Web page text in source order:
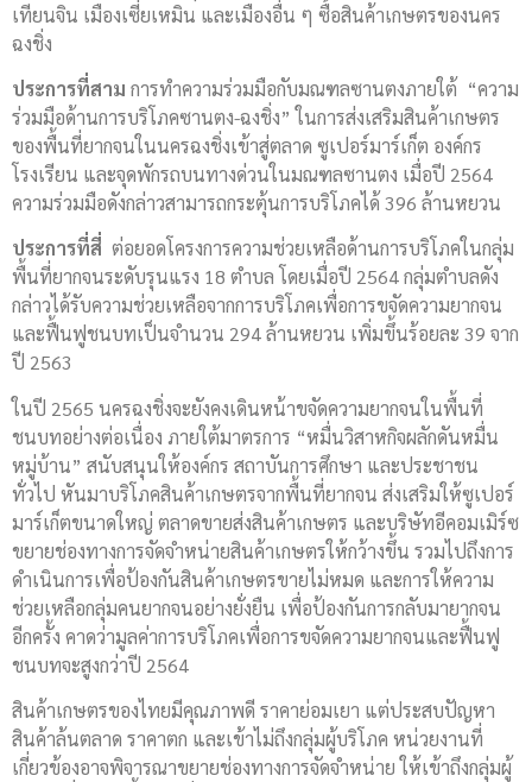
เทียนจิน เมืองเซี่ยเหมิน และเมืองอื่น ๆ ซื้อสินค้าเกษตรของนคร
ฉงชิ่ง
ประการที่สาม การทำความร่วมมือกับมณฑลซานตงภายใต้ “ความ
ร่วมมือด้านการบริโภคซานตง-ฉงชิ่ง” ในการส่งเสริมสินค้าเกษตร
ของพื้นที่ยากจนในนครฉงชิ่งเข้าสู่ตลาด ซูเปอร์มาร์เก็ต องค์กร
โรงเรียน และจุดพักรถบนทางด่วนในมณฑลซานตง เมื่อปี 2564
ความร่วมมือดังกล่าวสามารถกระตุ้นการบริโภคได้ 396 ล้านหยวน
ประการที่สี่ ต่อยอดโครงการความช่วยเหลือด้านการบริโภคในกลุ่ม
พื้นที่ยากจนระดับรุนแรง 18 ตำบล โดยเมื่อปี 2564 กลุ่มตำบลดัง
กล่าวได้รับความช่วยเหลือจากการบริโภคเพื่อการขจัดความยากจน
และฟื้นฟูชนบทเป็นจำนวน 294 ล้านหยวน เพิ่มขึ้นร้อยละ 39 จาก
ปี 2563
ในปี 2565 นครฉงชิ่งจะยังคงเดินหน้าขจัดความยากจนในพื้นที่
ชนบทอย่างต่อเนื่อง ภายใต้มาตรการ “หมื่นวิสาหกิจผลักดันหมื่น
หมู่บ้าน” สนับสนุนให้องค์กร สถาบันการศึกษา และประชาชน
ทั่วไป หันมาบริโภคสินค้าเกษตรจากพื้นที่ยากจน ส่งเสริมให้ซูเปอร์
มาร์เก็ตขนาดใหญ่ ตลาดขายส่งสินค้าเกษตร และบริษัทอีคอมเมิร์ซ
ขยายช่องทางการจัดจำหน่ายสินค้าเกษตรให้กว้างขึ้น รวมไปถึงการ
ดำเนินการเพื่อป้องกันสินค้าเกษตรขายไม่หมด และการให้ความ
ช่วยเหลือกลุ่มคนยากจนอย่างยั่งยืน เพื่อป้องกันการกลับมายากจน
อีกครั้ง คาดว่ามูลค่าการบริโภคเพื่อการขจัดความยากจนและฟื้นฟู
ชนบทจะสูงกว่าปี 2564
สินค้าเกษตรของไทยมีคุณภาพดี ราคาย่อมเยา แต่ประสบปัญหา
สินค้าล้นตลาด ราคาตก และเข้าไม่ถึงกลุ่มผู้บริโภค หน่วยงานที่
เกี่ยวข้องอาจพิจารณาขยายช่องทางการจัดจำหน่าย ให้เข้าถึงกลุ่มผู้